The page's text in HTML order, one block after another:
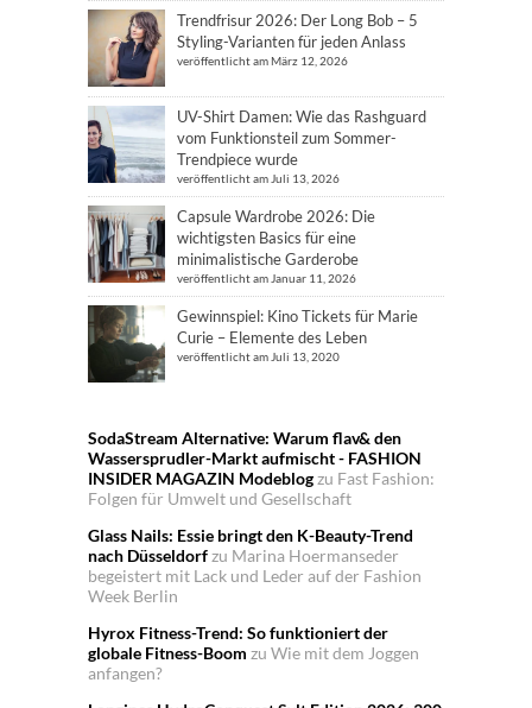
Trendfrisur 2026: Der Long Bob – 5
Styling-Varianten für jeden Anlass
veröffentlicht am März 12, 2026
UV-Shirt Damen: Wie das Rashguard
vom Funktionsteil zum Sommer-
Trendpiece wurde
veröffentlicht am Juli 13, 2026
Capsule Wardrobe 2026: Die
wichtigsten Basics für eine
minimalistische Garderobe
veröffentlicht am Januar 11, 2026
Gewinnspiel: Kino Tickets für Marie
Curie – Elemente des Leben
veröffentlicht am Juli 13, 2020
SodaStream Alternative: Warum flav& den
Wassersprudler-Markt aufmischt - FASHION
INSIDER MAGAZIN Modeblogzu Fast Fashion:
Folgen für Umwelt und Gesellschaft
Glass Nails: Essie bringt den K-Beauty-Trend
nach Düsseldorfzu Marina Hoermanseder
begeistert mit Lack und Leder auf der Fashion
Week Berlin
Hyrox Fitness-Trend: So funktioniert der
globale Fitness-Boom zu Wie mit dem Joggen
anfangen?